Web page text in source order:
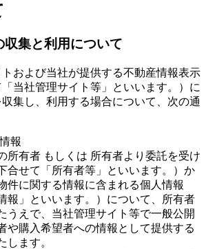
収集と利用について
および当社が提供する不動産情報表示
当社管理サイト等」といいます。）に
集し、利用する場合について、次の通
報
所有者 もしくは 所有者より委託を受け
合せて「所有者等」といいます。）か
件に関する情報に含まれる個人情報
報」といいます。）について、所有者
うえで、当社管理サイト等で一般公開
や購入希望者への情報として提供する
します。